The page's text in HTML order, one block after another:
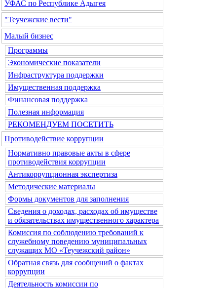
УФАС по Республике Адыгея
"Теучежские вести"
Малый бизнес
Программы
Экономические показатели
Инфраструктура поддержки
Имущественная поддержка
Финансовая поддержка
Полезная информация
РЕКОМЕНДУЕМ ПОСЕТИТЬ
Противодействие коррупции
Нормативно правовые акты в сфере
противодействия коррупции
Антикоррупционная экспертиза
Методические материалы
Формы документов для заполнения
Сведения о доходах, расходах об имуществе
и обязательствах имущественного характера
Комиссия по соблюдению требований к
служебному поведению муниципальных
служащих МО «Теучежский район»
Обратная связь для сообщений о фактах
коррупции
Деятельность комиссии по